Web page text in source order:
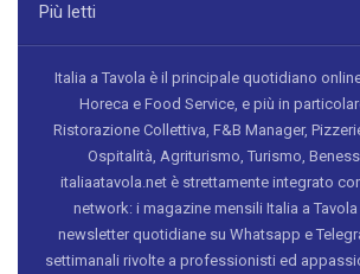
Più letti
Italia a Tavola è il principale quotidiano
Horeca e Food Service, e più in
Ristorazione Collettiva, F&B Manager,
Ospitalità, Agriturismo, Turismo,
italiaatavola.net è strettamente integrato
network: i magazine mensili Italia a Tavola
newsletter quotidiane su Whatsapp e
settimanali rivolte a professionisti ed